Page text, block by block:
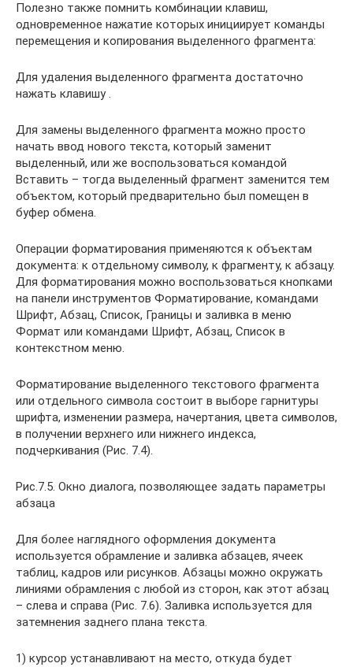
Полезно также помнить комбинации клавиш,
одновременное нажатие которых инициирует команды
перемещения и копирования выделенного фрагмента:
Для удаления выделенного фрагмента достаточно
нажать клавишу .
Для замены выделенного фрагмента можно просто
начать ввод нового текста, который заменит
выделенный, или же воспользоваться командой
Вставить – тогда выделенный фрагмент заменится тем
объектом, который предварительно был помещен в
буфер обмена.
Операции форматирования применяются к объектам
документа: к отдельному символу, к фрагменту, к абзацу.
Для форматирования можно воспользоваться кнопками
на панели инструментов Форматирование, командами
Шрифт, Абзац, Список, Границы и заливка в меню
Формат или командами Шрифт, Абзац, Список в
контекстном меню.
Форматирование выделенного текстового фрагмента
или отдельного символа состоит в выборе гарнитуры
шрифта, изменении размера, начертания, цвета символов,
в получении верхнего или нижнего индекса,
подчеркивания (Рис. 7.4).
Рис.7.5. Окно диалога, позволяющее задать параметры
абзаца
Для более наглядного оформления документа
используется обрамление и заливка абзацев, ячеек
таблиц, кадров или рисунков. Абзацы можно окружать
линиями обрамления с любой из сторон, как этот абзац
– слева и справа (Рис. 7.6). Заливка используется для
затемнения заднего плана текста.
1) курсор устанавливают на место, откуда будет